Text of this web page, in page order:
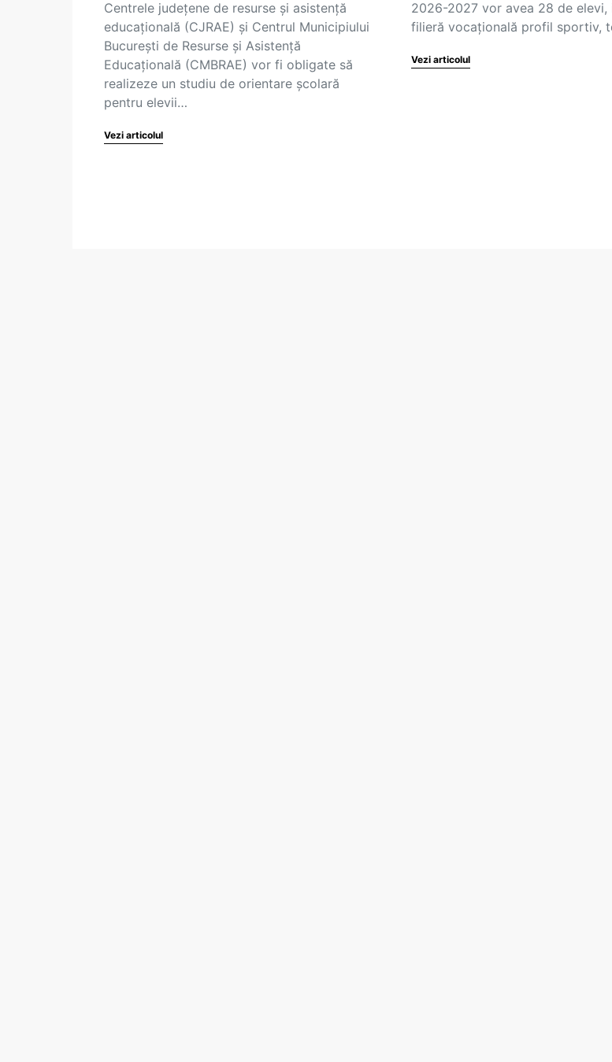
Centrele județene de resurse și asistență
educațională (CJRAE) și Centrul Municipiului
București de Resurse și Asistență
Educațională (CMBRAE) vor fi obligate să
realizeze un studiu de orientare școlară
pentru elevii…
Vezi articolul
2026-2027 vor avea 28 de elevi,
filieră vocațională profil sportiv,
Vezi articolul